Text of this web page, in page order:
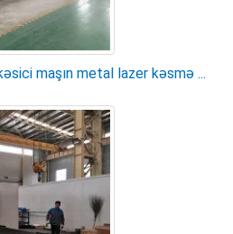
maşın metal lazer kəsmə ...